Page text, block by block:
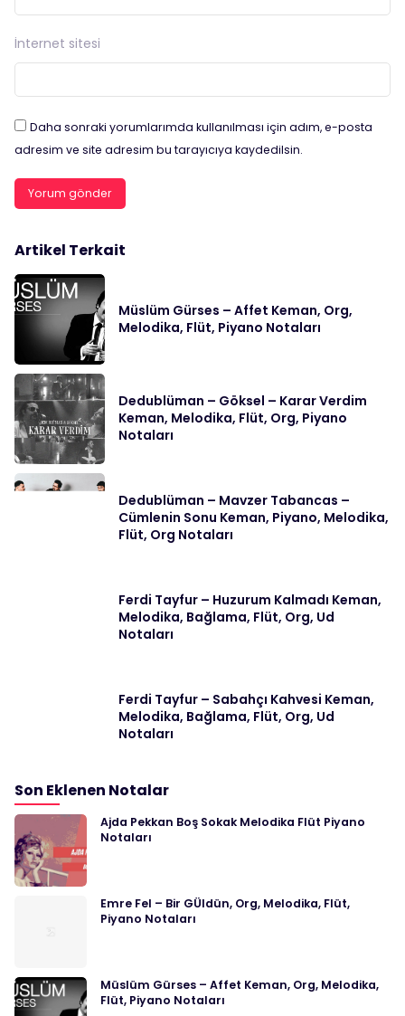
İnternet sitesi
Daha sonraki yorumlarımda kullanılması için adım, e-posta
adresim ve site adresim bu tarayıcıya kaydedilsin.
Artikel Terkait
Müslüm Gürses – Affet Keman, Org,
Melodika, Flüt, Piyano Notaları
Dedublüman – Göksel – Karar Verdim
Keman, Melodika, Flüt, Org, Piyano
Notaları
Dedublüman – Mavzer Tabancas –
Cümlenin Sonu Keman, Piyano, Melodika,
Flüt, Org Notaları
Ferdi Tayfur – Huzurum Kalmadı Keman,
Melodika, Bağlama, Flüt, Org, Ud
Notaları
Ferdi Tayfur – Sabahçı Kahvesi Keman,
Melodika, Bağlama, Flüt, Org, Ud
Notaları
Son Eklenen Notalar
Ajda Pekkan Boş Sokak Melodika Flüt Piyano
Notaları
Emre Fel – Bir GÜldün, Org, Melodika, Flüt,
Piyano Notaları
Müslüm Gürses – Affet Keman, Org, Melodika,
Flüt, Piyano Notaları